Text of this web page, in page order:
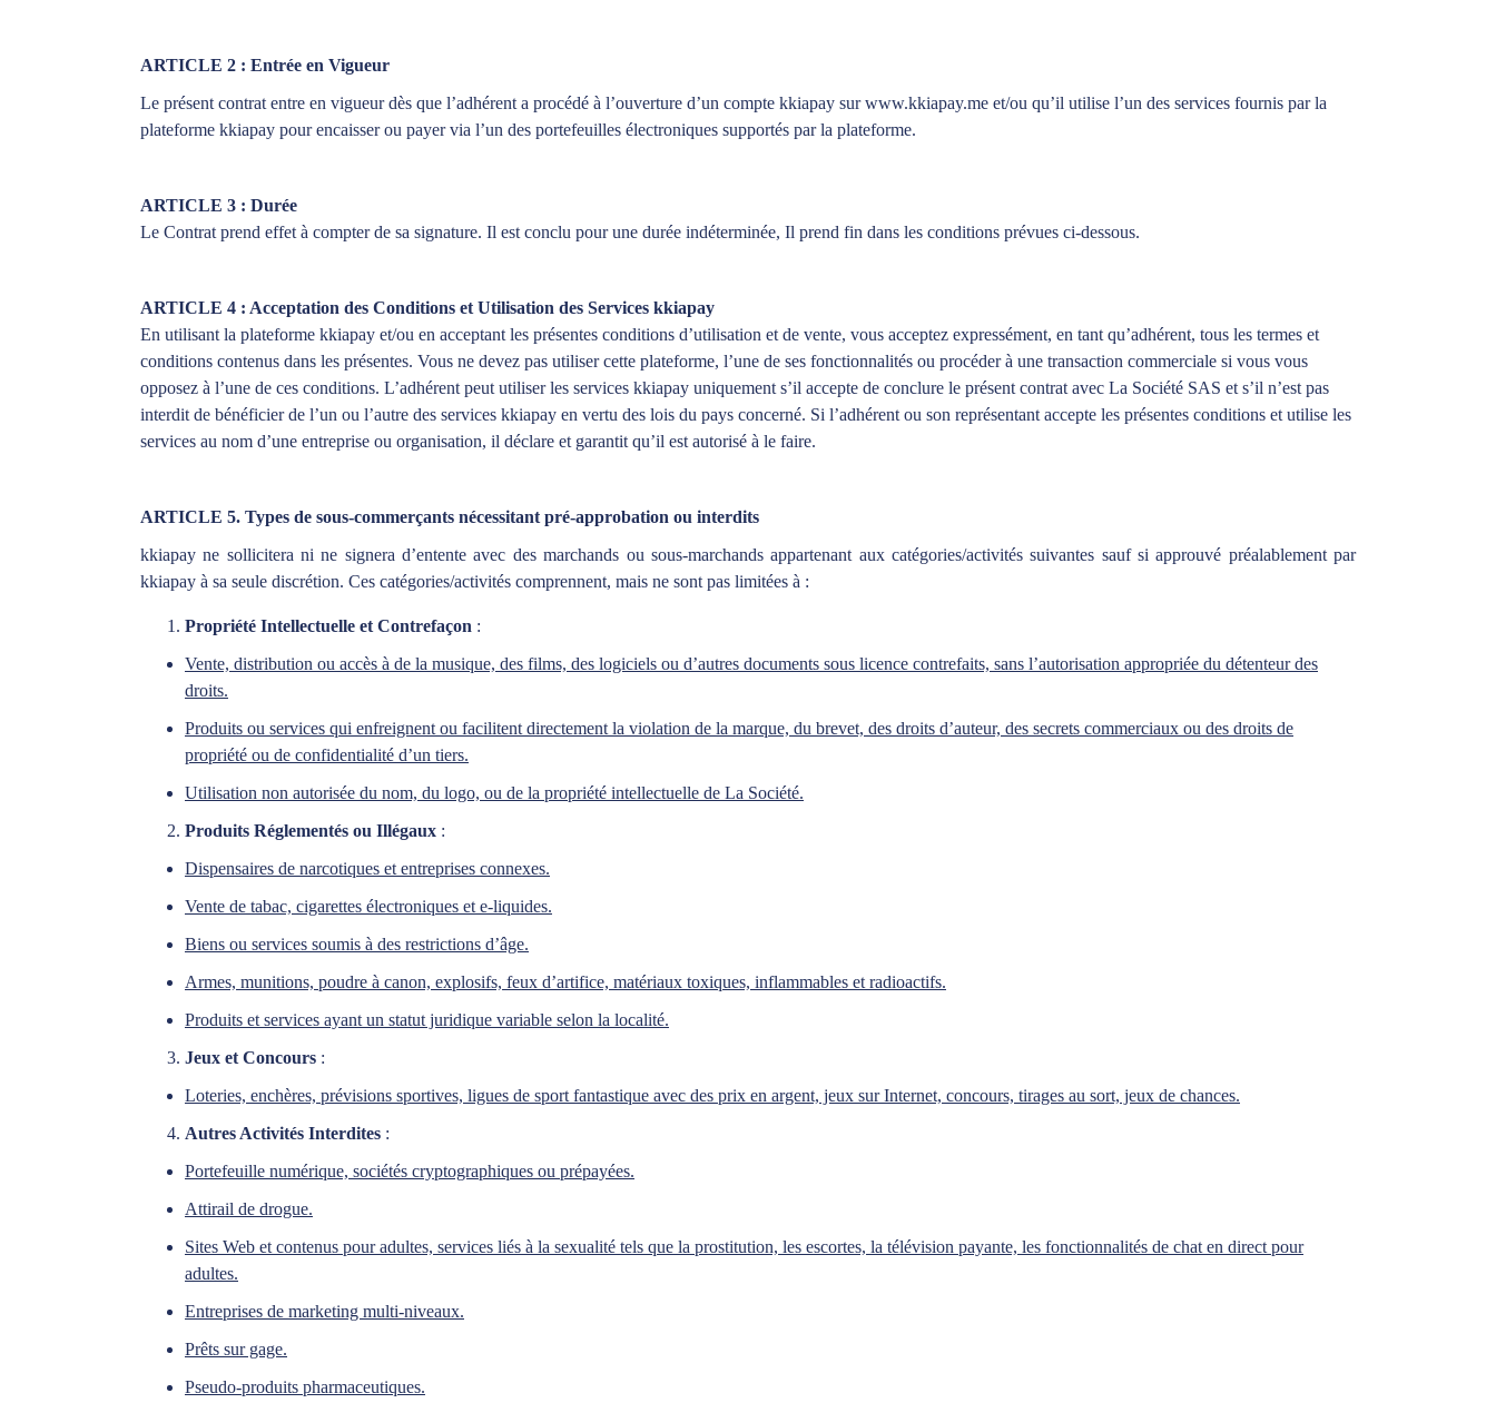
ARTICLE 2 : Entrée en Vigueur
Le présent contrat entre en vigueur dès que l’adhérent a procédé à l’ouverture d’un compte kkiapay sur www.kkiapay.me et/ou qu’il utilise l’un des services fournis par la
plateforme kkiapay pour encaisser ou payer via l’un des portefeuilles électroniques supportés par la plateforme.
ARTICLE 3 : Durée
Le Contrat prend effet à compter de sa signature. Il est conclu pour une durée indéterminée, Il prend fin dans les conditions prévues ci-dessous.
ARTICLE 4 : Acceptation des Conditions et Utilisation des Services kkiapay
En utilisant la plateforme kkiapay et/ou en acceptant les présentes conditions d’utilisation et de vente, vous acceptez expressément, en tant qu’adhérent, tous les termes et
conditions contenus dans les présentes. Vous ne devez pas utiliser cette plateforme, l’une de ses fonctionnalités ou procéder à une transaction commerciale si vous vous
opposez à l’une de ces conditions. L’adhérent peut utiliser les services kkiapay uniquement s’il accepte de conclure le présent contrat avec La Société SAS et s’il n’est pas
interdit de bénéficier de l’un ou l’autre des services kkiapay en vertu des lois du pays concerné. Si l’adhérent ou son représentant accepte les présentes conditions et utilise les
services au nom d’une entreprise ou organisation, il déclare et garantit qu’il est autorisé à le faire.
ARTICLE 5. Types de sous-commerçants nécessitant pré-approbation ou interdits
kkiapay ne sollicitera ni ne signera d’entente avec des marchands ou sous-marchands appartenant aux catégories/activités suivantes sauf si approuvé préalablement par
kkiapay à sa seule discrétion. Ces catégories/activités comprennent, mais ne sont pas limitées à :
Propriété Intellectuelle et Contrefaçon :
Vente, distribution ou accès à de la musique, des films, des logiciels ou d’autres documents sous licence contrefaits, sans l’autorisation appropriée du détenteur des
droits.
Produits ou services qui enfreignent ou facilitent directement la violation de la marque, du brevet, des droits d’auteur, des secrets commerciaux ou des droits de
propriété ou de confidentialité d’un tiers.
Utilisation non autorisée du nom, du logo, ou de la propriété intellectuelle de La Société.
Produits Réglementés ou Illégaux :
Dispensaires de narcotiques et entreprises connexes.
Vente de tabac, cigarettes électroniques et e-liquides.
Biens ou services soumis à des restrictions d’âge.
Armes, munitions, poudre à canon, explosifs, feux d’artifice, matériaux toxiques, inflammables et radioactifs.
Produits et services ayant un statut juridique variable selon la localité.
Jeux et Concours :
Loteries, enchères, prévisions sportives, ligues de sport fantastique avec des prix en argent, jeux sur Internet, concours, tirages au sort, jeux de chances.
Autres Activités Interdites :
Portefeuille numérique, sociétés cryptographiques ou prépayées.
Attirail de drogue.
Sites Web et contenus pour adultes, services liés à la sexualité tels que la prostitution, les escortes, la télévision payante, les fonctionnalités de chat en direct pour
adultes.
Entreprises de marketing multi-niveaux.
Prêts sur gage.
Pseudo-produits pharmaceutiques.